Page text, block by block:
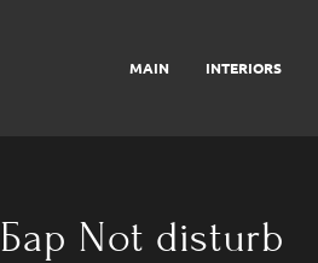
MAIN INTERIORS
Бар Not disturb